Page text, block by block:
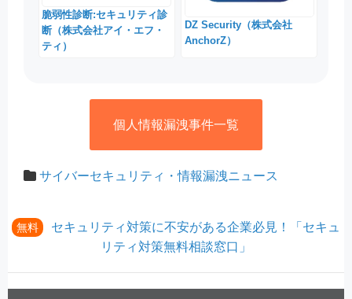
脆弱性診断:セキュリティ診
断（株式会社アイ・エフ・
ティ）
DZ Security（株式会社
AnchorZ）
個人情報漏洩事件一覧
サイバーセキュリティ・情報漏洩ニュース
無料
セキュリティ対策に不安がある企業必見！「セキュ
リティ対策無料相談窓口」